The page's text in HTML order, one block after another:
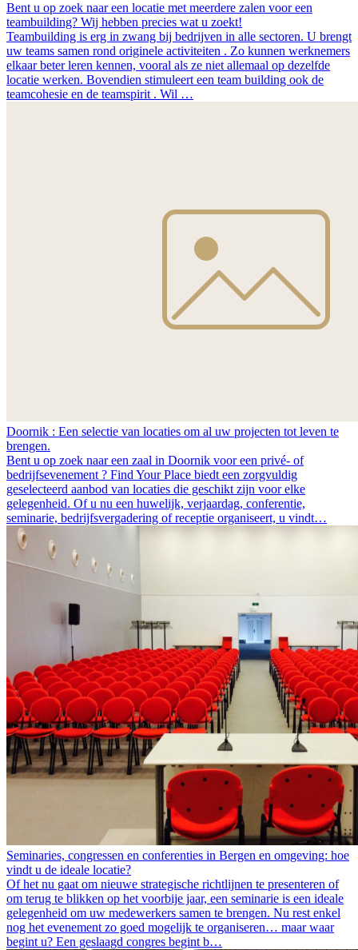
Bent u op zoek naar een locatie met meerdere zalen voor een
teambuilding? Wij hebben precies wat u zoekt!
Teambuilding is erg in zwang bij bedrijven in alle sectoren. U brengt
uw teams samen rond originele activiteiten . Zo kunnen werknemers
elkaar beter leren kennen, vooral als ze niet allemaal op dezelfde
locatie werken. Bovendien stimuleert een team building ook de
teamcohesie en de teamspirit . Wil …
Doornik : Een selectie van locaties om al uw projecten tot leven te
brengen.
Bent u op zoek naar een zaal in Doornik voor een privé- of
bedrijfsevenement ? Find Your Place biedt een zorgvuldig
geselecteerd aanbod van locaties die geschikt zijn voor elke
gelegenheid. Of u nu een huwelijk, verjaardag, conferentie,
seminarie, bedrijfsvergadering of receptie organiseert, u vindt…
Seminaries, congressen en conferenties in Bergen en omgeving: hoe
vindt u de ideale locatie?
Of het nu gaat om nieuwe strategische richtlijnen te presenteren of
om terug te blikken op het voorbije jaar, een seminarie is een ideale
gelegenheid om uw medewerkers samen te brengen. Nu rest enkel
nog het evenement zo goed mogelijk te organiseren… maar waar
begint u? Een geslaagd congres begint b…